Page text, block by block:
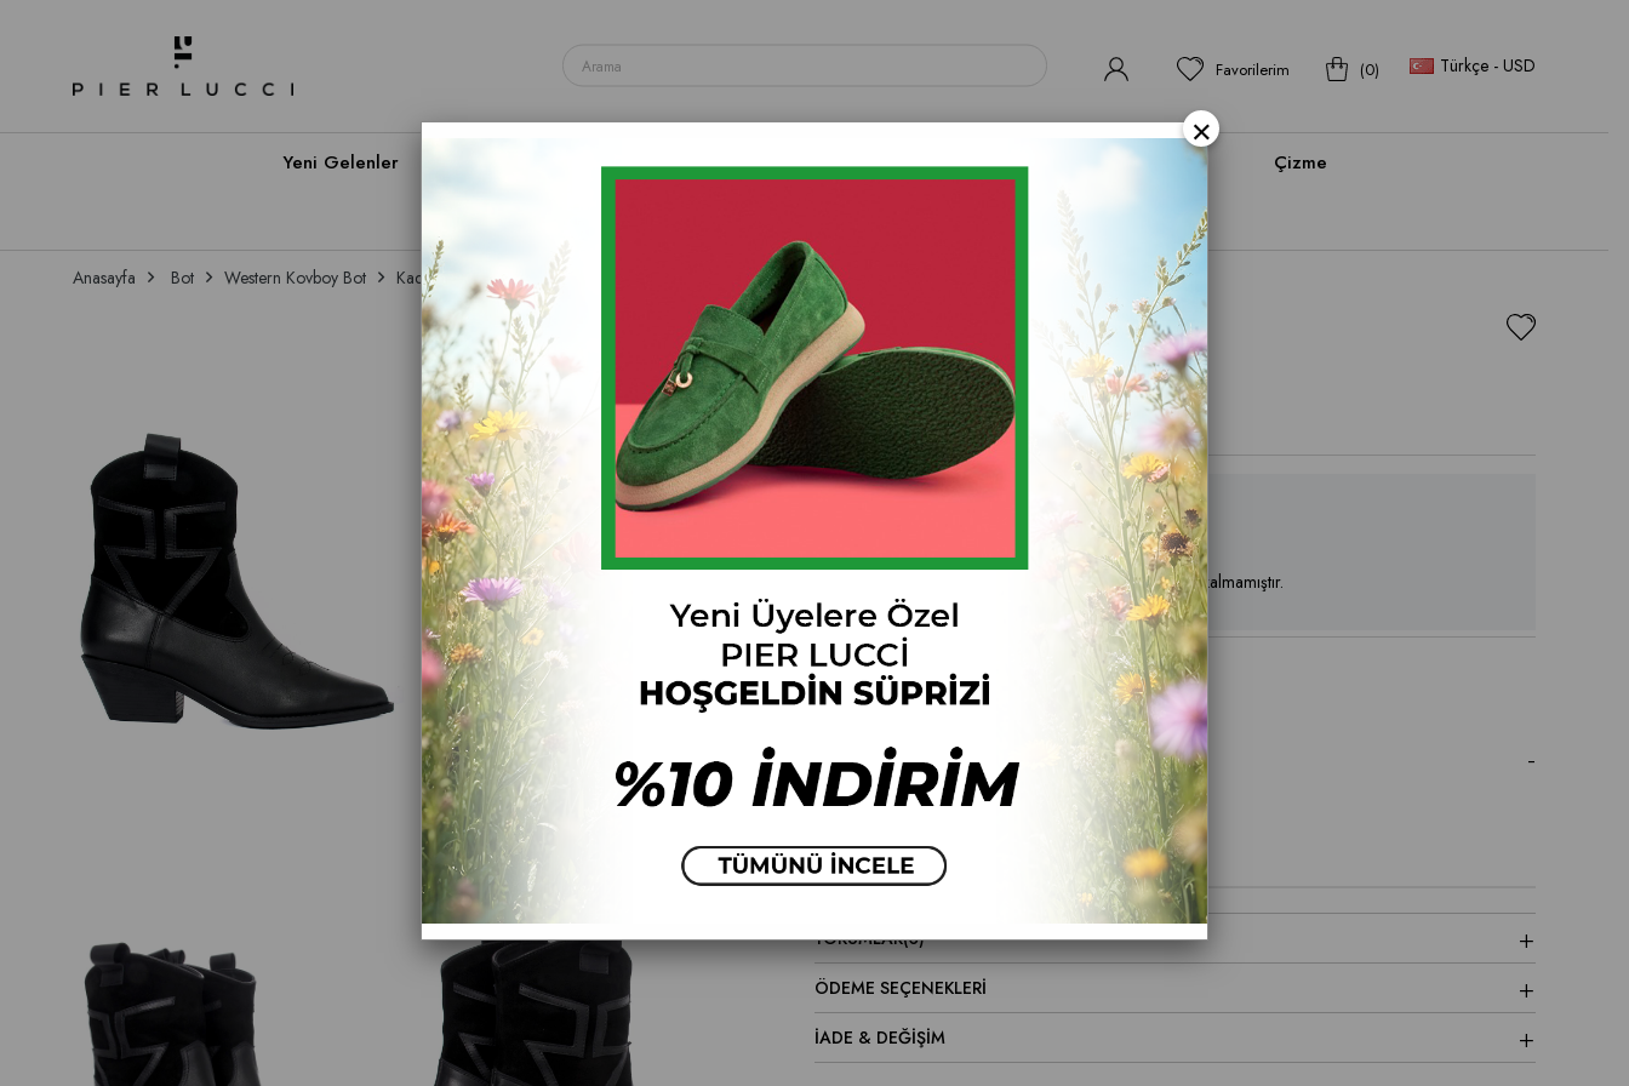
Türkçe - USD
0
Favorilerim
Yeni Gelenler Spor & Sneaker Ayakkabı Topuklu Ayakkabı Bot Çizme
Anasayfa Bot Western Kovboy Bot Kadın Western Kovboy Bot
Kadın Western Kovboy Bot
Stok Kodu (001 23-667)
30 $244.61 $170.21
Ürün stoklarımızda kalmamıştır.
Fiyat Düşünce Haber Ver
ÜRÜN ÖZELLIKLERI
Ürün Malzemesi: Deri
Topuk Boyu: 5cm
YORUMLAR(0)
ÖDEME SEÇENEKLERI
İADE & DEĞİŞİM
×